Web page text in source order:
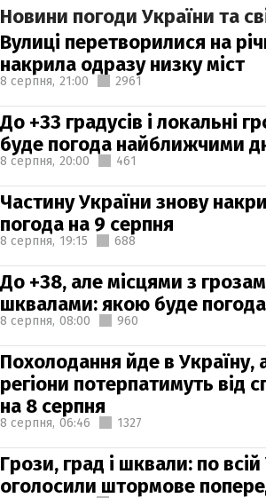
Новини погоди України та
Вулиці перетворилися на
накрила одразу низку міст
8 серпня, 21:00 2961
До +33 градусів і локальні
буде погода найближчими
8 серпня, 20:00 461
Частину України знову
погода на 9 серпня
8 серпня, 19:15 688
До +38, але місцями з
шквалами: якою буде погода
8 серпня, 08:00 960
Похолодання йде в Україну,
регіони потерпатимуть від
на 8 серпня
8 серпня, 06:46 1327
Грози, град і шквали: по всій
оголосили штормове